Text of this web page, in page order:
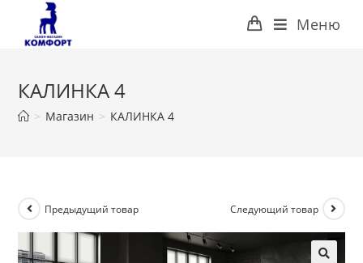
Перейти
содержимому
Меню
КАЛИНКА 4
> Магазин > КАЛИНКА 4
Предыдущий товар Следующий товар